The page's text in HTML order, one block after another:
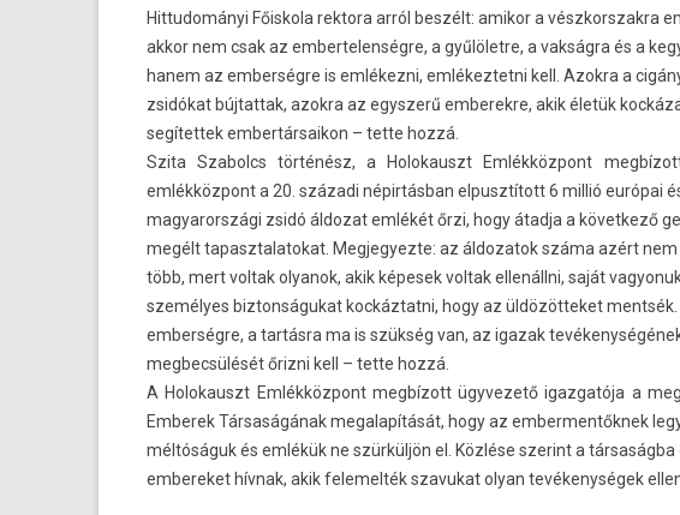
Hit­tudományi Főis­kola re­ktora arról beszélt: amikor a vészkorszak­ra
akkor nem csak az em­ber­telen­ségre, a gyűlöletre, a vakságra és a
hanem az em­ber­ségre is emlékezni, em­lékez­tetni kell. Azok­ra a
zsidókat búj­tattak, azok­ra az egysz­erű em­berek­re, akik életük
segítet­tek em­ber­társaikon – tette hozzá.
Szita Szabolcs történész, a Holokauszt Emlékközpont
emlékközpont a 20. századi népirtásban el­pusztított 6 millió európai
magyarországi zsidó áldozat emlékét őrzi, hogy átadja a követ­kező
megélt tapasztalatokat. Meg­jegyez­te: az áldozatok száma azért nem
több, mert vol­tak olyanok, akik képesek vol­tak ellenállni, saját
személyes bi­zton­ságukat koc­káztat­ni, hogy az üldözöt­teket mentsék.
em­ber­ségre, a tartásra ma is szükség van, az igazak
meg­becsülését őrizni kell – tette hozzá.
A Holokauszt Emlékközpont megbízott ügyvezető igaz­gatója a
Em­berek Társaságának megalapítását, hogy az em­ber­mentők­nek
méltóságuk és emlékük ne szürküljön el. Közlése szerint a társaságba
em­bereket hívnak, akik felemel­ték szavukat olyan tevékenységek